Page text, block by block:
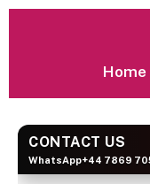
Home
BLOOGINGA
CONTACT US
WhatsApp+44 7869